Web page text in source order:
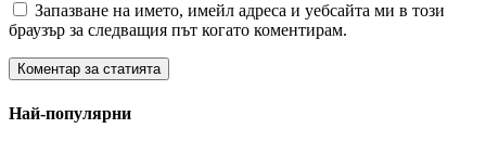
Запазване на името, имейл адреса и уебсайта ми в този
браузър за следващия път когато коментирам.
Най-популярни